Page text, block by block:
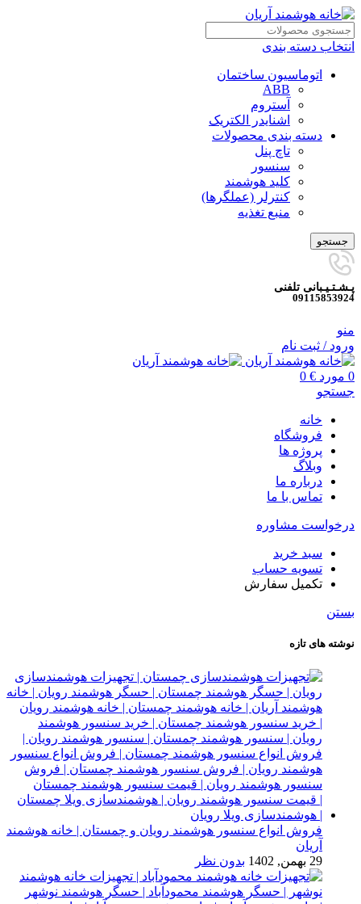
انتخاب دسته بندی
اتوماسیون ساختمان
ABB
آستروم
اشنایدر الکتریک
دسته بندی محصولات
تاچ پنل
سنسور
کلید هوشمند
کنترلر (عملگرها)
منبع تغذیه
جستجو
پـشـتـیـبانی تلفنی
09115853924
منو
ورود / ثبت نام
0 مورد 0 €
جستجو
خانه
فروشگاه
پروژه ها
وبلاگ
درباره ما
تماس با ما
درخواست مشاوره
سبد خرید
تسویه حساب
تکمیل سفارش
بستن
نوشته های تازه
فروش انواع سنسور هوشمند رویان و چمستان | خانه هوشمند
آریان
29 بهمن, 1402
بدون نظر